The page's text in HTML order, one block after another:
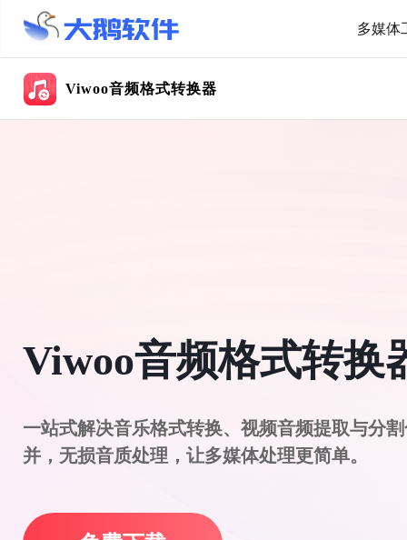
多媒体
Viwoo音频格式转换器
Viwoo音频格式转换
一站式解决音乐格式转换、视频音频提取与分
并，无损音质处理，让多媒体处理更简单。